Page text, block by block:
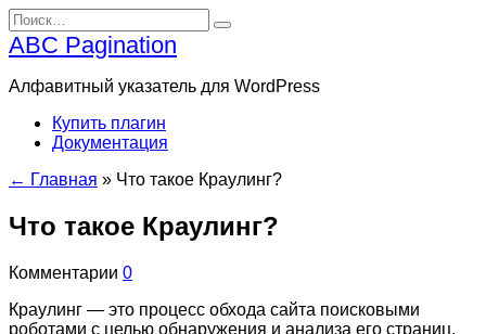
Перейти
к
содержанию
Search
for:
ABC Pagination
Алфавитный указатель для WordPress
Купить плагин
Документация
← Главная » Что такое Краулинг?
Что такое Краулинг?
Комментарии 0
Краулинг — это процесс обхода сайта поисковыми
роботами с целью обнаружения и анализа его страниц.